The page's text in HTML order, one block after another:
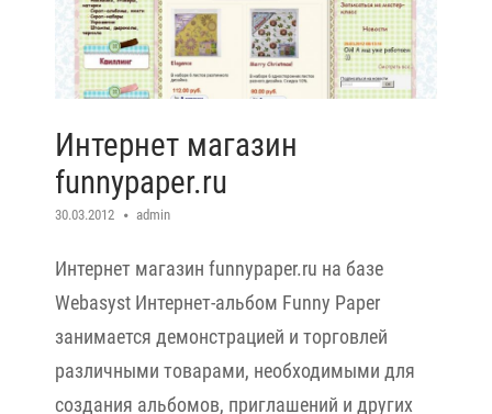
Интернет магазин
funnypaper.ru
30.03.2012 admin
Интернет магазин funnypaper.ru на базе
Webasyst Интернет-альбом Funny Paper
занимается демонстрацией и торговлей
различными товарами, необходимыми для
создания альбомов, приглашений и других